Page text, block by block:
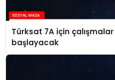
Türksat 7A için
başlayacak